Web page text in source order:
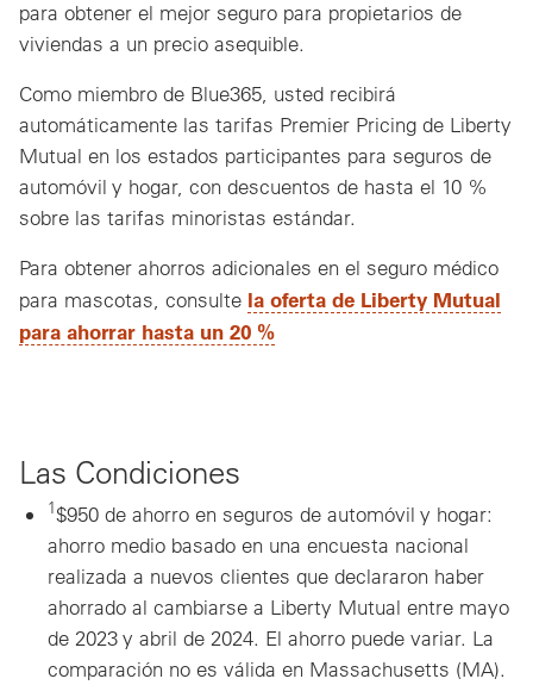
para obtener el mejor seguro para propietarios de
viviendas a un precio asequible.
Como miembro de Blue365, usted recibirá
automáticamente las tarifas Premier Pricing de Liberty
Mutual en los estados participantes para seguros de
automóvil y hogar, con descuentos de hasta el 10 %
sobre las tarifas minoristas estándar.
Para obtener ahorros adicionales en el seguro médico
para mascotas, consulte la oferta de Liberty Mutual
para ahorrar hasta un 20 %
Las Condiciones
1$950 de ahorro en seguros de automóvil y hogar:
ahorro medio basado en una encuesta nacional
realizada a nuevos clientes que declararon haber
ahorrado al cambiarse a Liberty Mutual entre mayo
de 2023 y abril de 2024. El ahorro puede variar. La
comparación no es válida en Massachusetts (MA).